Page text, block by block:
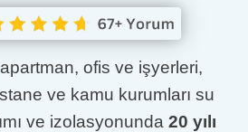
ofis ve işyerleri,
ve kamu kurumları su
ve izolasyonunda 20 yılı